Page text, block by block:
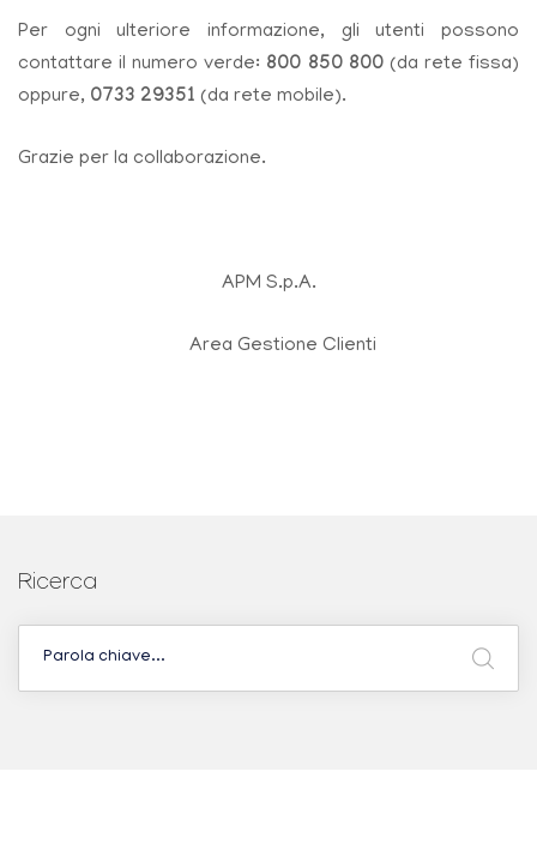
Per ogni ulteriore informazione, gli utenti possono
contattare il numero verde: 800 850 800(da rete fissa)
oppure, 0733 29351 (da rete mobile).
Grazie per la collaborazione.
APM S.p.A.
Area Gestione Clienti
Ricerca